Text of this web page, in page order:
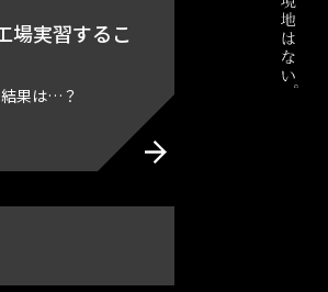
場実習するこ
果は…？